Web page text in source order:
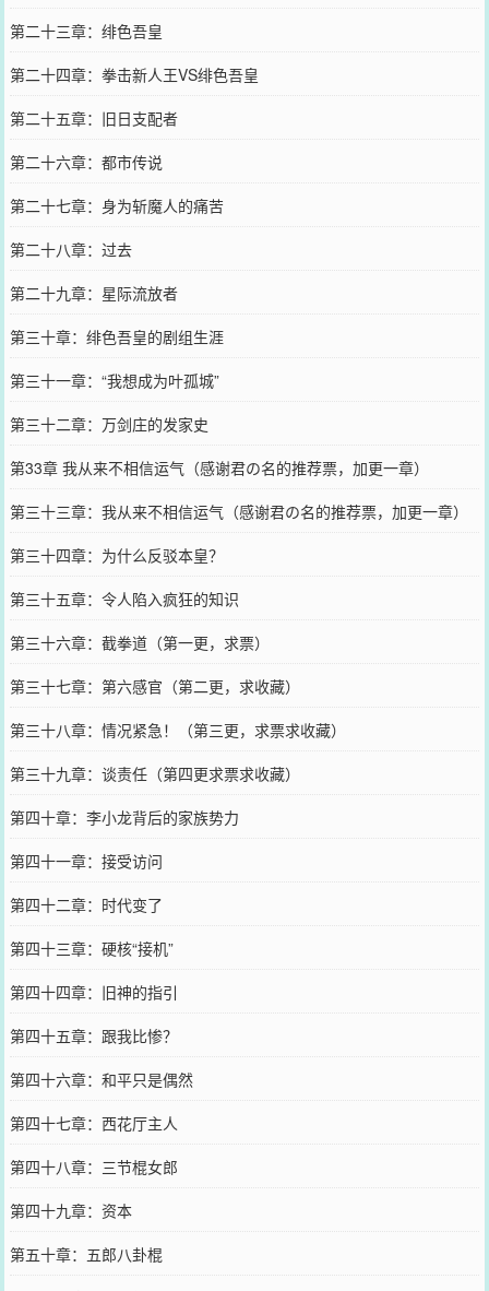
第二十三章：绯色吾皇
第二十四章：拳击新人王VS绯色吾皇
第二十五章：旧日支配者
第二十六章：都市传说
第二十七章：身为斩魔人的痛苦
第二十八章：过去
第二十九章：星际流放者
第三十章：绯色吾皇的剧组生涯
第三十一章：“我想成为叶孤城”
第三十二章：万剑庄的发家史
第33章 我从来不相信运气（感谢君の名的推荐票，加更一章）
第三十三章：我从来不相信运气（感谢君の名的推荐票，加更一章）
第三十四章：为什么反驳本皇？
第三十五章：令人陷入疯狂的知识
第三十六章：截拳道（第一更，求票）
第三十七章：第六感官（第二更，求收藏）
第三十八章：情况紧急！（第三更，求票求收藏）
第三十九章：谈责任（第四更求票求收藏）
第四十章：李小龙背后的家族势力
第四十一章：接受访问
第四十二章：时代变了
第四十三章：硬核“接机”
第四十四章：旧神的指引
第四十五章：跟我比惨？
第四十六章：和平只是偶然
第四十七章：西花厅主人
第四十八章：三节棍女郎
第四十九章：资本
第五十章：五郎八卦棍